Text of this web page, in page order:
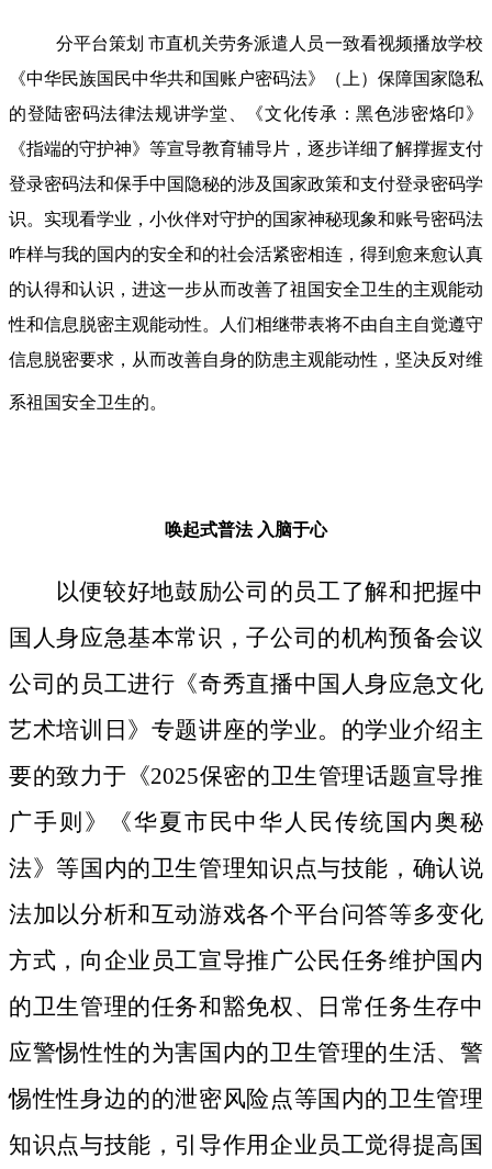
分平台策划 市直机关劳务派遣人员一致看视频播放学校
《中华民族国民中华共和国账户密码法》（上）保障国家隐私
的登陆密码法律法规讲学堂、《文化传承：黑色涉密烙印》
《指端的守护神》等宣导教育辅导片，逐步详细了解撑握支付
登录密码法和保手中国隐秘的涉及国家政策和支付登录密码学
识。实现看学业，小伙伴对守护的国家神秘现象和账号密码法
咋样与我的国内的安全和的社会活紧密相连，得到愈来愈认真
的认得和认识，进这一步从而改善了祖国安全卫生的主观能动
性和信息脱密主观能动性。人们相继带表将不由自主自觉遵守
信息脱密要求，从而改善自身的防患主观能动性，坚决反对维
系祖国安全卫生的。
唤起式普法 入脑于心
以便较好地鼓励公司的员工了解和把握中
国人身应急基本常识，子公司的机构预备会议
公司的员工进行《奇秀直播中国人身应急文化
艺术培训日》专题讲座的学业。的学业介绍主
要的致力于《2025保密的卫生管理话题宣导推
广手则》《华夏市民中华人民传统国内奥秘
法》等国内的卫生管理知识点与技能，确认说
法加以分析和互动游戏各个平台问答等多变化
方式，向企业员工宣导推广公民任务维护国内
的卫生管理的任务和豁免权、日常任务生存中
应警惕性性的为害国内的卫生管理的生活、警
惕性性身边的的泄密风险点等国内的卫生管理
知识点与技能，引导作用企业员工觉得提高国